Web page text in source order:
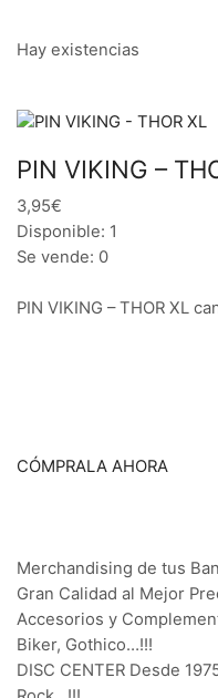
Hay existencias
PIN VIKING –
3,95€
Disponible: 1
Se vende: 0
PIN VIKING – THOR XL
CÓMPRALA AHORA
Merchandising de tus
Gran Calidad al Mejor
Accesorios y
Biker, Gothico…!!!
DISC CENTER Desde